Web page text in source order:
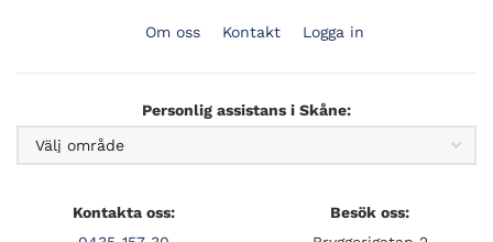
Om oss Kontakt Logga in
Personlig assistans i Skåne:
Kontakta oss:
Besök oss: